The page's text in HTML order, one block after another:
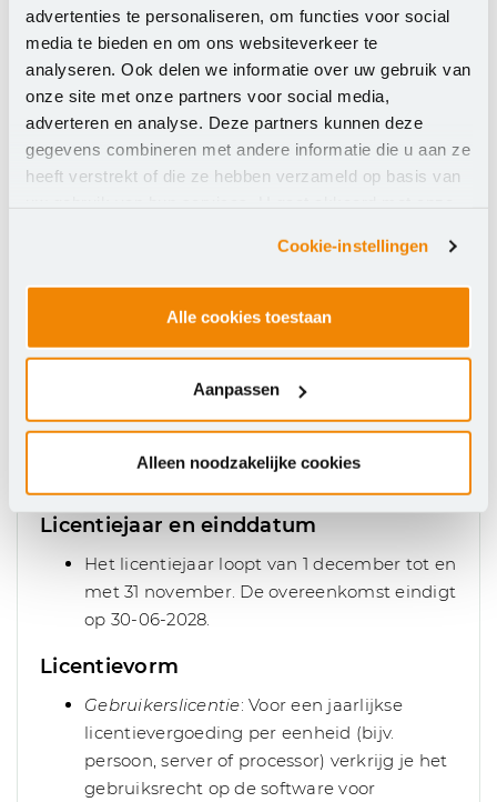
advertenties te personaliseren, om functies voor social
media te bieden en om ons websiteverkeer te
analyseren. Ook delen we informatie over uw gebruik van
onze site met onze partners voor social media,
adverteren en analyse. Deze partners kunnen deze
gegevens combineren met andere informatie die u aan ze
heeft verstrekt of die ze hebben verzameld op basis van
Cookie-instellingen
Alle cookies toestaan
Aanpassen
Alleen noodzakelijke cookies
proefperiode van twee weken en ontdek hoe
eenvoudig het is om de wachtwoorden van jouw
onderwijsinstelling te beschermen. Na (eventuele)
aanschaf van een jaarlicentie worden alle
proefgegevens en -beleidsregels overgedragen bij
jouw aankoop, zodat jij vanaf dag één kunt beginnen
met het beveiligen van jouw onderwijsinstelling.
LastPass
Licentiedetails
Licentiejaar en einddatum
Het licentiejaar loopt van 1 december tot en
met 31 november. De overeenkomst eindigt
op 30-06-2028.
Licentievorm
Gebruikerslicentie: Voor een jaarlijkse
licentievergoeding per eenheid (bijv.
persoon, server of processor) verkrijg je het
gebruiksrecht op de software voor